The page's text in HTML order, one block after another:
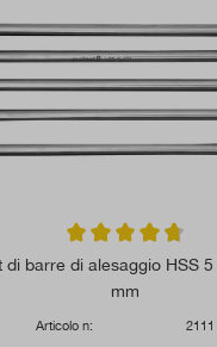
Valutazione media
di barre di alesaggio HSS
mm
Articolo n: 2111